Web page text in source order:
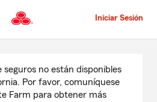
al
principal
Iniciar Sesión
no están disponibles
Por favor, comuníquese
Farm para obtener más